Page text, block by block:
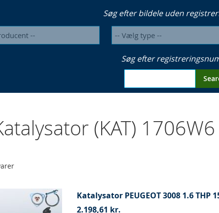
Søg efter bildele uden
Søg efter
(KAT) 1706W6
Katalysator PEUGEOT 3008 1.6 THP
2.198,61 kr.